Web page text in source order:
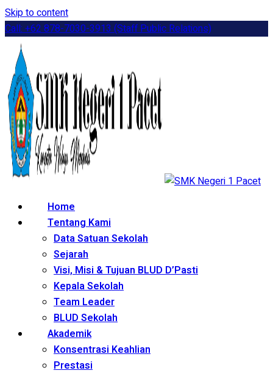
Skip to content
Call: +62 878-7030-3913 (Staff Public Relations)
Home
Tentang Kami
Data Satuan Sekolah
Sejarah
Visi, Misi & Tujuan BLUD D’Pasti
Kepala Sekolah
Team Leader
BLUD Sekolah
Akademik
Konsentrasi Keahlian
Prestasi